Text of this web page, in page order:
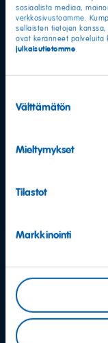
sosiaalista mediaa,
verkkosivustoamme.
sellaisten tietojen
ovat keränneet palveluita
julkaisutietomme.
valinta
Välttämätön
Mieltymykset
Tilastot
Markkinointi
Muuta